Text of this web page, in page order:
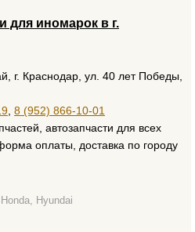
для иномарок в г.
г. Краснодар, ул. 40 лет Победы,
8 (952) 866-10-01
автозапчасти для всех
оплаты, доставка по городу
Hyundai